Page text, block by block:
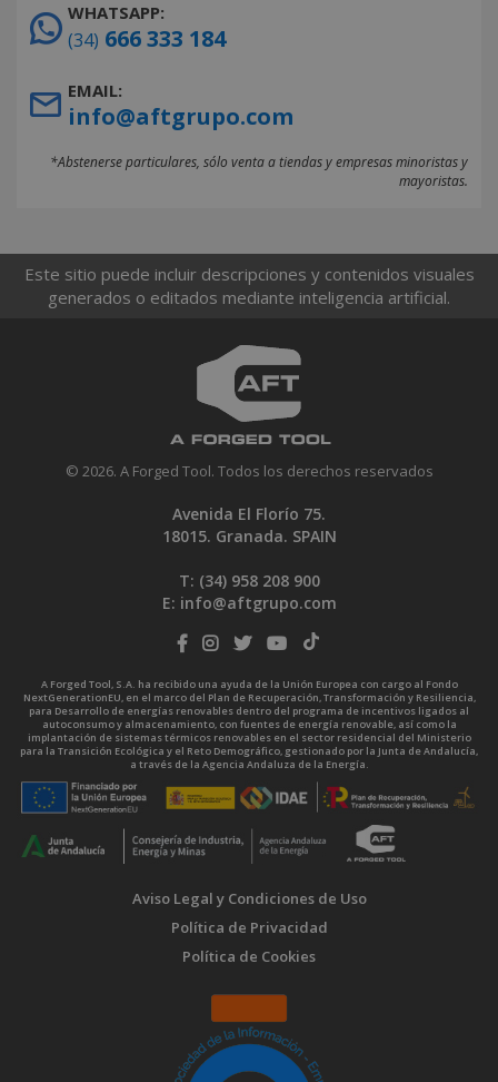
WHATSAPP:
(34) 666 333 184
EMAIL:
info@aftgrupo.com
*Abstenerse particulares, sólo venta a tiendas y empresas minoristas y
mayoristas.
Este sitio puede incluir descripciones y contenidos visuales
generados o editados mediante inteligencia artificial.
© 2026. A Forged Tool. Todos los derechos reservados
Avenida El Florío 75.
18015. Granada. SPAIN
T: (34) 958 208 900
E: info@aftgrupo.com
A Forged Tool, S.A. ha recibido una ayuda de la Unión Europea con cargo al Fondo
NextGenerationEU, en el marco del Plan de Recuperación, Transformación y Resiliencia,
para Desarrollo de energías renovables dentro del programa de incentivos ligados al
autoconsumo y almacenamiento, con fuentes de energía renovable, así como la
implantación de sistemas térmicos renovables en el sector residencial del Ministerio
para la Transición Ecológica y el Reto Demográfico, gestionado por la Junta de Andalucía,
a través de la Agencia Andaluza de la Energía.
Aviso Legal y Condiciones de Uso
Política de Privacidad
Política de Cookies